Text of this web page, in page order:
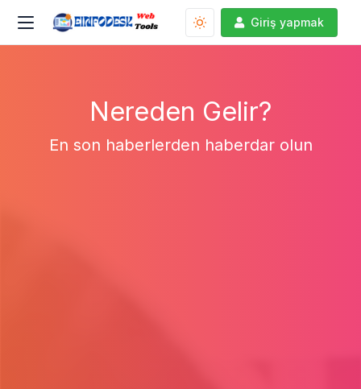
Giriş yapmak
Nereden Gelir?
En son haberlerden haberdar olun